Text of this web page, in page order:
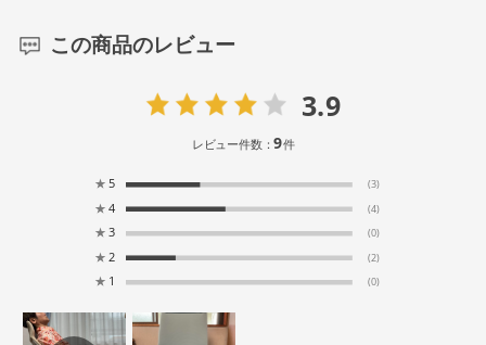
この商品のレビュー
3.9
レビュー件数：9件
★ 5 (3)
★ 4 (4)
★ 3 (0)
★ 2 (2)
★ 1 (0)